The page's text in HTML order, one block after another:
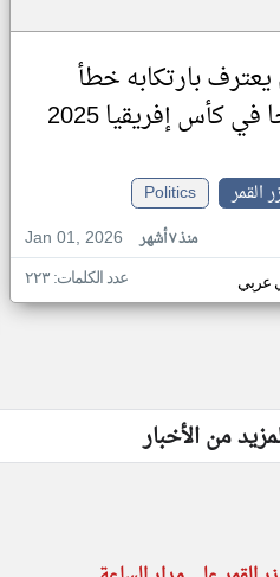
بارتكابه خطأ
في كأس إفريقيا 2025
القمر
Politics
Jan 01, 2026
منذ ٧ أشهر
عربي عدد الكلمات: ٢٢٣
من الأخبار